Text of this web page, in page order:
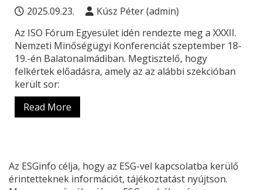
2025.09.23.
Kúsz Péter (admin)
Az ISO Fórum Egyesület idén rendezte meg a XXXII.
Nemzeti Minőségügyi Konferenciát szeptember 18-
19.-én Balatonalmádiban. Megtisztelő, hogy
felkértek előadásra, amely az az alábbi szekcióban
került sor:
Read More
Az ESGinfo célja, hogy az ESG-vel kapcsolatba kerülő
érintetteknek információt, tájékoztatást nyújtson.